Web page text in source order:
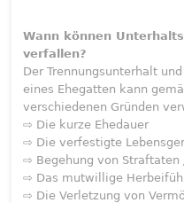
Wann können
verfallen?
Der Trennungsunterhalt
eines Ehegatten kann
verschiedenen Gründen
⇨ Die kurze Ehedauer
⇨ Die verfestigte
⇨ Begehung von Straftaten
⇨ Das mutwillige
⇨ Die Verletzung von